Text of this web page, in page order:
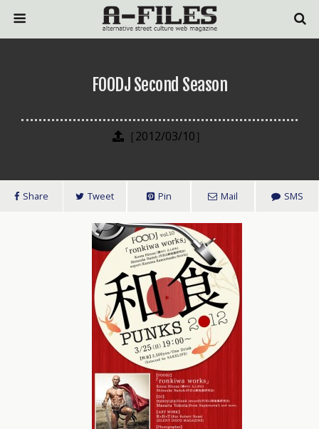
FOODJ Second Season
［2012/03/10］
Share Tweet Pin Mail SMS